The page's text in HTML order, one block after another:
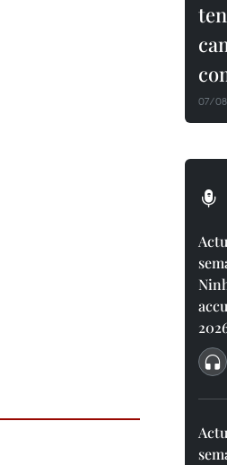
07/